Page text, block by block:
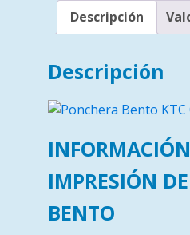
Descripción
Descripción
IMPRESIÓN
BENTO